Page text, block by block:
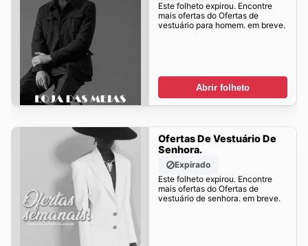
Este folheto expirou. Encontre
mais ofertas do Ofertas de
vestuário para homem. em breve.
Abrir folheto
Ofertas De Vestuário De
Senhora.
Expirado
Este folheto expirou. Encontre
mais ofertas do Ofertas de
vestuário de senhora. em breve.